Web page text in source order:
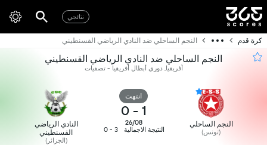
نتائجي
كرة قدم النجم الساحلي ضد النادي الرياضي القسنطيني
النجم الساحلي ضد النادي الرياضي القسنطيني
أفريقيا, دوري أبطال أفريقيا - تصفيات
النجم الساحلي
(تونس)
انتهت
1
-
0
26/08
النتيجة الاجمالية
3 - 0
النادي الرياضي
القسنطيني
(الجزائر)